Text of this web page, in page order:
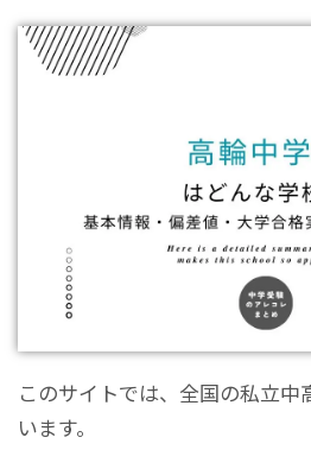
このサイトでは、全国の私立中
います。